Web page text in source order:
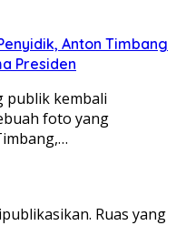
Anton Timbang
Presiden
publik kembali
foto yang
Ruas yang